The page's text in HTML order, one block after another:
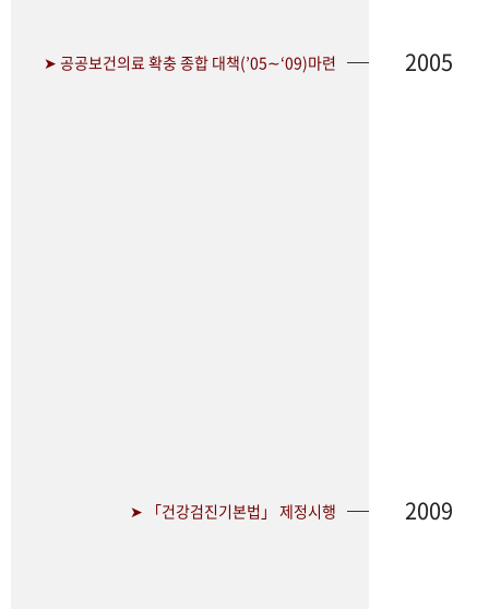
➤ 공공보건의료 확충 종합 대책(’05∼‘09)마련 2005
➤ 「건강검진기본법」 제정시행 2009